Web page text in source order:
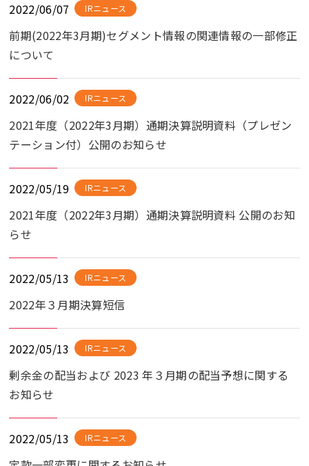
2022/06/07 IRニュース
前期(2022年3月期)セグメント情報の関連情報の一部修正
について
2022/06/02 IRニュース
2021年度（2022年3月期）通期決算説明資料（プレゼン
テーション付）公開のお知らせ
2022/05/19 IRニュース
2021年度（2022年3月期）通期決算説明資料 公開のお知
らせ
2022/05/13 IRニュース
2022年３月期決算短信
2022/05/13 IRニュース
剰余金の配当および 2023 年３月期の配当予想に関する
お知らせ
2022/05/13 IRニュース